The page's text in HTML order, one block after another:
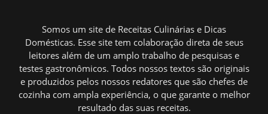
Somos um site de Receitas Culinárias e Dicas
Domésticas. Esse site tem colaboração direta de seus
leitores além de um amplo trabalho de pesquisas e
testes gastronômicos. Todos nossos textos são originais
e produzidos pelos nossos redatores que são chefes de
cozinha com ampla experiência, o que garante o melhor
resultado das suas receitas.